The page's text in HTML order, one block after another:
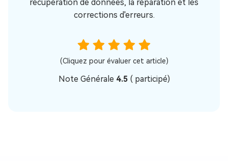
récupération de données, la réparation et les
corrections d'erreurs.
(Cliquez pour évaluer cet article)
Note Générale 4.5 (participé)